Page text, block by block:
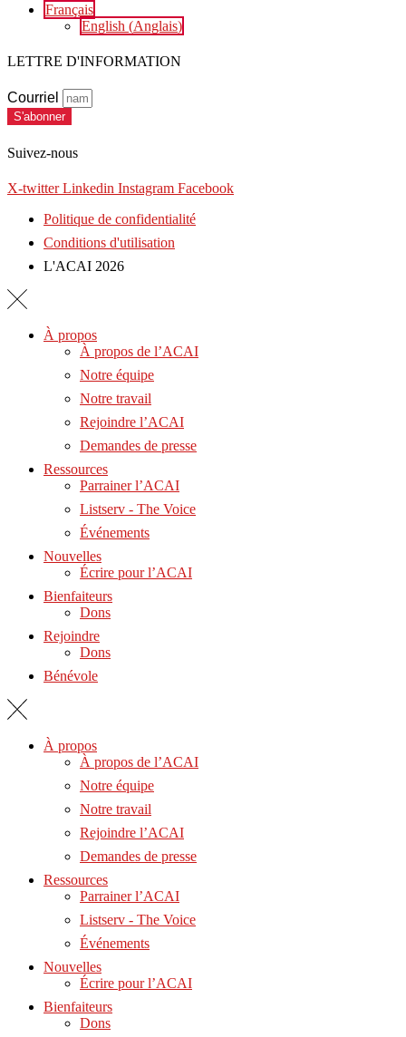
Français
English (Anglais)
LETTRE D'INFORMATION
Courriel
S'abonner
Suivez-nous
X-twitter Linkedin Instagram Facebook
Politique de confidentialité
Conditions d'utilisation
L'ACAI 2026
À propos
À propos de l’ACAI
Notre équipe
Notre travail
Rejoindre l’ACAI
Demandes de presse
Ressources
Parrainer l’ACAI
Listserv - The Voice
Événements
Nouvelles
Écrire pour l’ACAI
Bienfaiteurs
Dons
Rejoindre
Dons
Bénévole
À propos
À propos de l’ACAI
Notre équipe
Notre travail
Rejoindre l’ACAI
Demandes de presse
Ressources
Parrainer l’ACAI
Listserv - The Voice
Événements
Nouvelles
Écrire pour l’ACAI
Bienfaiteurs
Dons